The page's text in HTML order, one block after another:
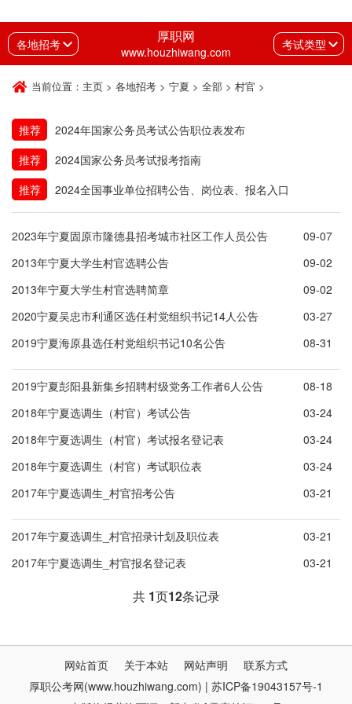
各地招考 厚职网
www.houzhiwang.com 考试类型
当前位置： 主页 > 各地招考 > 宁夏 > 全部 > 村官 >
推荐
2024年国家公务员考试公告职位表发布
推荐
2024国家公务员考试报考指南
推荐
2024全国事业单位招聘公告、岗位表、报名入口
2023年宁夏固原市隆德县招考城市社区工作人员公告
09-07
2013年宁夏大学生村官选聘公告
09-02
2013年宁夏大学生村官选聘简章
09-02
2020宁夏吴忠市利通区选任村党组织书记14人公告
03-27
2019宁夏海原县选任村党组织书记10名公告
08-31
2019宁夏彭阳县新集乡招聘村级党务工作者6人公告
08-18
2018年宁夏选调生（村官）考试公告
03-24
2018年宁夏选调生（村官）考试报名登记表
03-24
2018年宁夏选调生（村官）考试职位表
03-24
2017年宁夏选调生_村官招考公告
03-21
2017年宁夏选调生_村官招录计划及职位表
03-21
2017年宁夏选调生_村官报名登记表
03-21
共 1页12条记录
网站首页 关于本站 网站声明
联系方式
厚职公考网(www.houzhiwang.com) | 苏ICP备19043157号-1